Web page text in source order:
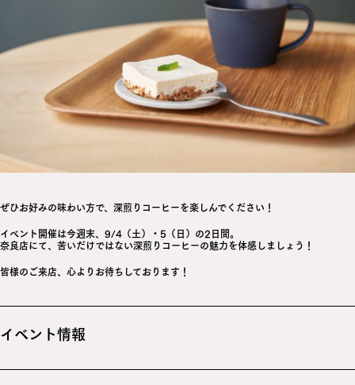
ぜひお好みの味わい方で、深煎りコーヒーを楽しんでください！
イベント開催は今週末、9/4（土）・5（日）の2日間。
奈良店にて、苦いだけではない深煎りコーヒーの魅力を体感しましょう！
皆様のご来店、心よりお待ちしております！
イベント情報